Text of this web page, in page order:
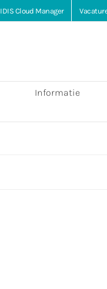
IDIS Cloud Manager
Informatie